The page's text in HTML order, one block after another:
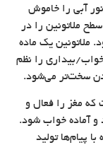
نور آبی را خاموش
ملاتونین را در
ملاتونین یک ماده
بیداری را نظم
سخت‌تر می‌شود.
که مغز را فعال و
و آماده خواب شود.
پیام‌ها تولید